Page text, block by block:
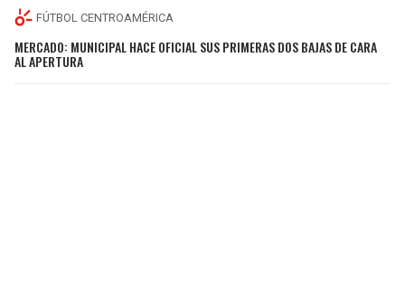
FÚTBOL CENTROAMÉRICA
MERCADO: MUNICIPAL HACE OFICIAL SUS PRIMERAS DOS BAJAS DE CARA
AL APERTURA